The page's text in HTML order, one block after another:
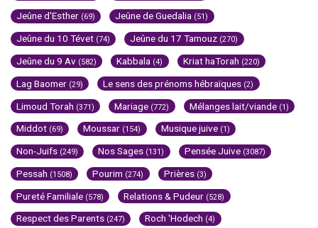
Jeûne d'Esther (69) Jeûne de Guedalia (51)
Jeûne du 10 Tévet (74) Jeûne du 17 Tamouz (270)
Jeûne du 9 Av (582) Kabbala (4) Kriat haTorah (220)
Lag Baomer (29) Le sens des prénoms hébraïques (2)
Limoud Torah (371) Mariage (772) Mélanges lait/viande (1)
Middot (69) Moussar (154) Musique juive (1)
Non-Juifs (249) Nos Sages (131) Pensée Juive (3087)
Pessah (1508) Pourim (274) Prières (3)
Pureté Familiale (578) Relations & Pudeur (528)
Respect des Parents (247) Roch 'Hodech (4)